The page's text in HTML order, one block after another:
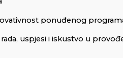
ponuđenog
rada, uspjesi i iskustvo u